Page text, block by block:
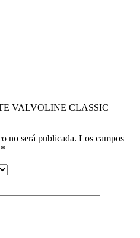
VALVOLINE CLASSIC
no será publicada. Los campos
*